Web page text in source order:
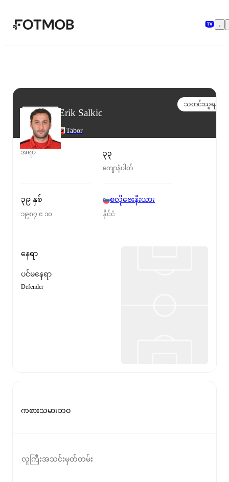
အဓိကအကြောင်းအရာသို့ ကျော်သွားရန်
Erik Salkic
Tabor
သတင်းယူရန်
အရပ် ၃၃
ကျောနံပါတ်
၃၉ နှစ်
၁၉၈၇ ဧ ၁၀
စလိုဗေးနီးယား
နိုင်ငံ
နေရာ
ပင်မနေရာ
Defender
ကစားသမားဘဝ
လူကြီးအသင်းမှတ်တမ်း